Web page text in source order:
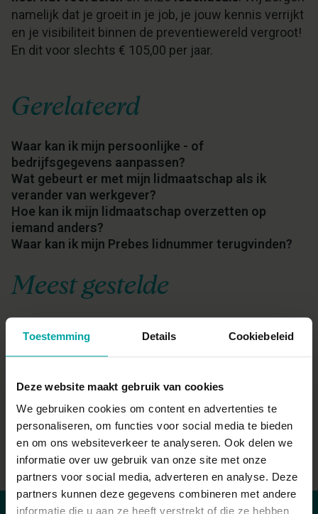
Toestemming Details Cookiebeleid
Deze website maakt gebruik van cookies
We gebruiken cookies om content en advertenties te
personaliseren, om functies voor social media te bieden
en om ons websiteverkeer te analyseren. Ook delen we
informatie over uw gebruik van onze site met onze
partners voor social media, adverteren en analyse. Deze
partners kunnen deze gegevens combineren met andere
informatie die u aan ze heeft verstrekt of die ze hebben
namelijk dat je groeit in je job, je jouw kennis verrijkt
en je visibiliteit binnen de preventiewereld vergroot!
En dit voor slechts € 105,00 per jaar.
Gerelateerd
Waar kan ik mijn persoonlijke - of
bedrijfsgegevens aanpassen?
Wat gebeurt er met mijn lidmaatschap als ik
verander van werkgever?
Hoe kan ik mijn lidmaatschap overzetten op
iemand anders?
Waar kan ik mijn Prebes lidnummer terugvinden?
Meest gestelde
organisatie?
Hoe kan ik mijn lidmaatschap verlengen of
Wanneer wordt mijn lidmaatschap actief na de
aanvraag?
Hoe of waar word ik lid van Prebes?